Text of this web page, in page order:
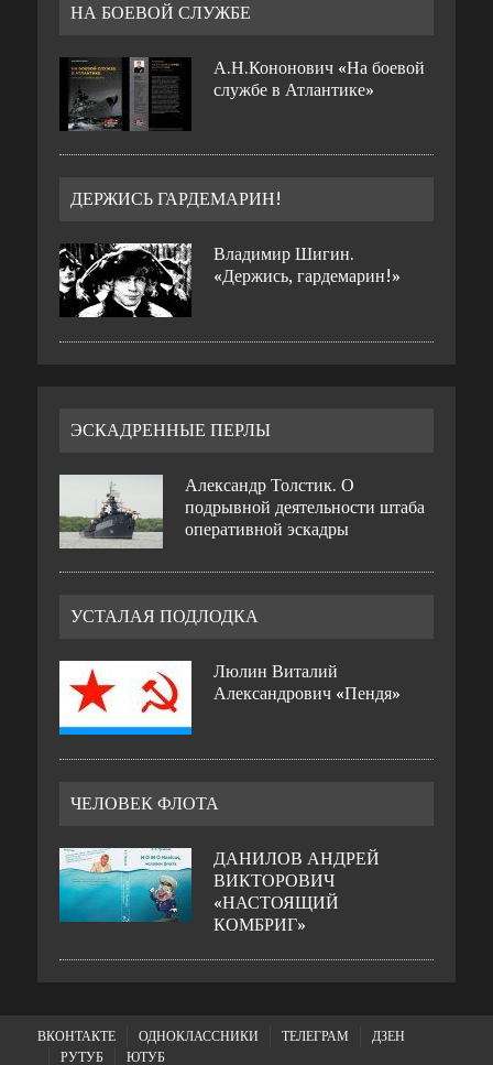
НА БОЕВОЙ СЛУЖБЕ
А.Н.Кононович «На боевой
службе в Атлантике»
ДЕРЖИСЬ ГАРДЕМАРИН!
Владимир Шигин.
«Держись, гардемарин!»
ЭСКАДРЕННЫЕ ПЕРЛЫ
Александр Толстик. О
подрывной деятельности штаба
оперативной эскадры
УСТАЛАЯ ПОДЛОДКА
Люлин Виталий
Александрович «Пендя»
ЧЕЛОВЕК ФЛОТА
ДАНИЛОВ АНДРЕЙ
ВИКТОРОВИЧ
«НАСТОЯЩИЙ
КОМБРИГ»
ВКОНТАКТЕ ОДНОКЛАССНИКИ ТЕЛЕГРАМ
ДЗЕН
РУТУБ
ЮТУБ